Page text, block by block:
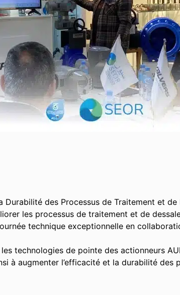
des Processus de Traitement et de
les processus de traitement et de
technique exceptionnelle en
technologies de pointe des actionneurs
à augmenter l’efficacité et la durabilité des